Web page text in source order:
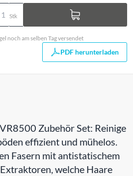
Stk
noch am selben Tag versendet
PDF herunterladen
Zubehör Set: Reinige
effizient und mühelos.
Fasern mit antistatischem
welche Haare